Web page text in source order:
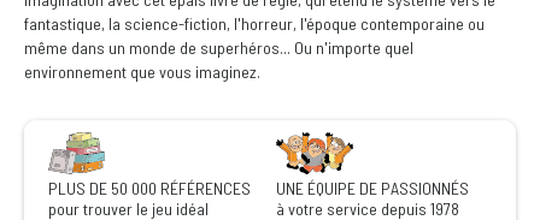
fantastique, la science-fiction, l'horreur, l'époque contemporaine ou
même dans un monde de superhéros... Ou n'importe quel
environnement que vous imaginez.
PLUS DE 50 000 RÉFÉRENCES
pour trouver le jeu idéal
UNE ÉQUIPE DE PASSIONNÉS
à votre service depuis 1978